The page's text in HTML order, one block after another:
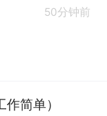
50分钟前
简单）